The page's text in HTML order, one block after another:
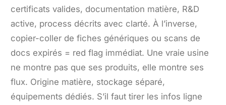
certificats valides, documentation matière, R&D
active, process décrits avec clarté. À l’inverse,
copier-coller de fiches génériques ou scans de
docs expirés = red flag immédiat. Une vraie usine
ne montre pas que ses produits, elle montre ses
flux. Origine matière, stockage séparé,
équipements dédiés. S’il faut tirer les infos ligne